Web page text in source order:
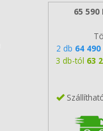
65 590
2 db 64 490
3 db-tól 63